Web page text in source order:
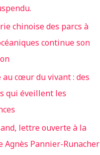
chinoise des parcs à
continue son
au cœur du vivant : des
qui éveillent les
lettre ouverte à la
Agnès Pannier-Runacher